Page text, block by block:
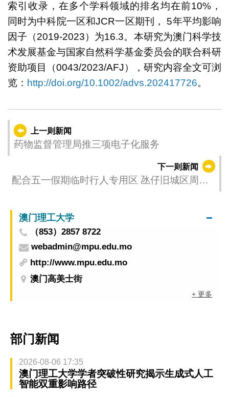
索引收录，在多个学科领域的排名均在前10%，
同时为中科院一区和JCR一区期刊， 5年平均影响
因子（2019-2023）为16.3。本研究为澳门科学技
术发展基金与国家自然科学基金委员会的联合科研
资助项目（0043/2023/AFJ），研究内容全文可浏
览： http://doi.org/10.1002/advs.202417726。
上一则新闻
药物监督管理局推三项电子化服务
下一则新闻
配合五一假期临时行人专用区 氹仔旧城区周边
澳门理工大学
（853）2857 8722
webadmin@mpu.edu.mo
http://www.mpu.edu.mo
澳门高美士街
+ 更多
部门新闻
2026-08-06 17:35
澳门理工大学学者突破性研究揭示生成式人工
智能双重影响路径